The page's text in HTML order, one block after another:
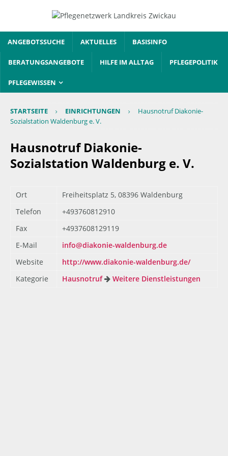
ANGEBOTSSUCHE AKTUELLES BASISINFO
BERATUNGSANGEBOTE HILFE IM ALLTAG PFLEGEPOLITIK
PFLEGEWISSEN
STARTSEITE EINRICHTUNGEN
Hausnotruf Diakonie-
Sozialstation Waldenburg e. V.
Hausnotruf Diakonie-
Sozialstation Waldenburg e. V.
Ort
Freiheitsplatz 5, 08396 Waldenburg
Telefon
+493760812910
Fax
+4937608129119
E-Mail
info@diakonie-waldenburg.de
Website
http://www.diakonie-waldenburg.de/
Kategorie
Hausnotruf Weitere Dienstleistungen